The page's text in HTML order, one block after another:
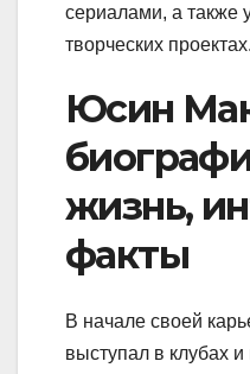
сериалами, а также
творческих проектах.
Юсин
жизнь,
факты
В начале своей
выступал в клубах